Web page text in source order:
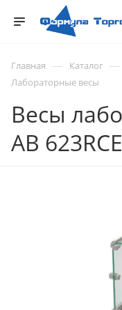
Главная — Каталог —
Лабораторные весы
Весы
AB 623RCE